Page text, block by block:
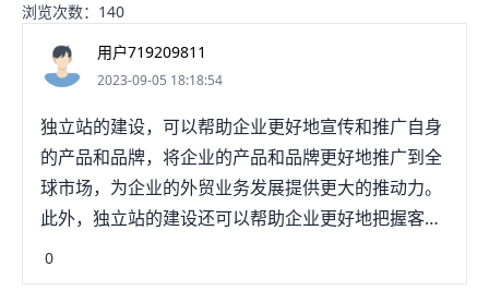
浏览次数：140
用户719209811
2023-09-05 18:18:54
独立站的建设，可以帮助企业更好地宣传和推广自身
的产品和品牌，将企业的产品和品牌更好地推广到全
球市场，为企业的外贸业务发展提供更大的推动力。
此外，独立站的建设还可以帮助企业更好地把握客户
的需求，更好地为客户提供更优质的服务，让客户更
加满意，也可以有效地提高企业的市场竞争力。
0